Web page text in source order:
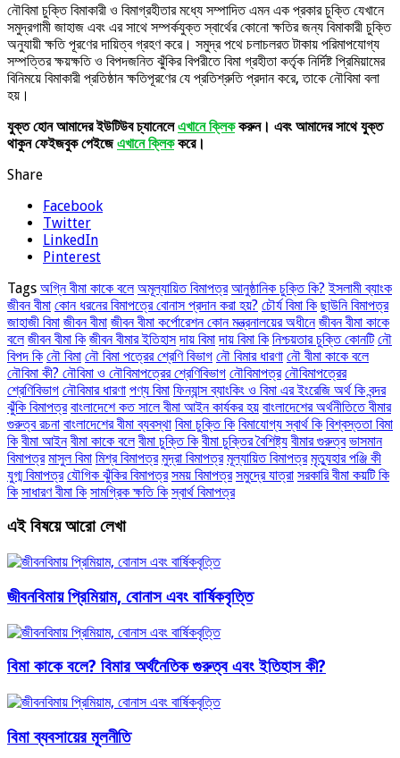
নৌবিমা চুক্তি বিমাকারী ও বিমাগ্রহীতার মধ্যে সম্পাদিত এমন এক প্রকার চুক্তি যেখানে
সমুদ্রগামী জাহাজ এবং এর সাথে সম্পর্কযুক্ত স্বার্থের কোনো ক্ষতির জন্য বিমাকারী চুক্তি
অনুযায়ী ক্ষতি পূরণের দায়িত্ব গ্রহণ করে। সমুদ্র পথে চলাচলরত টাকায় পরিমাপযোগ্য
সম্পত্তির ক্ষয়ক্ষতি ও বিপদজনিত ঝুঁকির বিপরীতে বিমা গ্রহীতা কর্তৃক নির্দিষ্ট প্রিমিয়ামের
বিনিময়ে বিমাকারী প্রতিষ্ঠান ক্ষতিপূরণের যে প্রতিশ্রুতি প্রদান করে, তাকে নৌবিমা বলা
হয়।
যুক্ত হোন আমাদের ইউটিউব চ্যানেলেএখানে ক্লিককরুন। এবং আমাদের সাথে যুক্ত
থাকুন ফেইজবুক পেইজেএখানে ক্লিককরে।
Share
Facebook
Twitter
LinkedIn
Pinterest
Tags অগ্নি বীমা কাকে বলে অমূল্যায়িত বিমাপত্র আনুষ্ঠানিক চুক্তি কি? ইসলামী ব্যাংক
জীবন বীমা কোন ধরনের বিমাপত্রে বোনাস প্রদান করা হয়? চৌর্য বিমা কি ছাউনি বিমাপত্র
জাহাজী বিমা জীবন বীমা জীবন বীমা কর্পোরেশন কোন মন্ত্রনালয়ের অধীনে জীবন বীমা কাকে
বলে জীবন বীমা কি জীবন বীমার ইতিহাস দায় বিমা দায় বিমা কি নিশ্চয়তার চুক্তি কোনটি নৌ
বিপদ কি নৌ বিমা নৌ বিমা পত্রের শ্রেণি বিভাগ নৌ বিমার ধারণা নৌ বীমা কাকে বলে
নৌবিমা কী? নৌবিমা ও নৌবিমাপত্রের শ্রেণিবিভাগ নৌবিমাপত্র নৌবিমাপত্রের
শ্রেণিবিভাগ নৌবিমার ধারণা পণ্য বিমা ফিন্যান্স ব্যাংকিং ও বিমা এর ইংরেজি অর্থ কি বন্দর
ঝুঁকি বিমাপত্র বাংলাদেশে কত সালে বীমা আইন কার্যকর হয় বাংলাদেশের অর্থনীতিতে বীমার
গুরুত্ব রচনা বাংলাদেশের বীমা ব্যবস্থা বিমা চুক্তি কি বিমাযোগ্য স্বার্থ কি বিশ্বস্ততা বিমা
কি বীমা আইন বীমা কাকে বলে বীমা চুক্তি কি বীমা চুক্তির বৈশিষ্ট্য বীমার গুরুত্ব ভাসমান
বিমাপত্র মাসুল বিমা মিশ্র বিমাপত্র মুদ্রা বিমাপত্র মূল্যায়িত বিমাপত্র মৃত্যুহার পঞ্জি কী
যুগ্ম বিমাপত্র যৌগিক ঝুঁকির বিমাপত্র সময় বিমাপত্র সমুদ্রে যাত্রা সরকারি বীমা কয়টি কি
কি সাধারণ বীমা কি সামগ্রিক ক্ষতি কি স্বার্থ বিমাপত্র
এই বিষয়ে আরো লেখা
জীবনবিমায় প্রিমিয়াম, বোনাস এবং বার্ষিকবৃত্তি
বিমা কাকে বলে? বিমার অর্থনৈতিক গুরুত্ব এবং ইতিহাস কী?
বিমা ব্যবসায়ের মূলনীতি